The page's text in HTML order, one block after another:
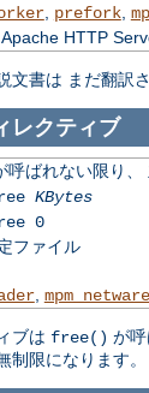
, prefork,
HTTP
文書は まだ翻訳
レクティブ
呼ばれない限り
KBytes
0
ファイル
, mpm_netware
ブは free() が
制限になります。